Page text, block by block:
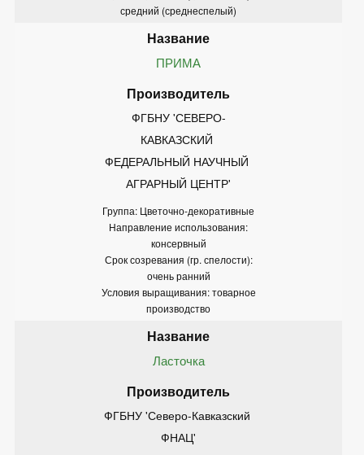
средний (среднеспелый)
ПРИМА
ФГБНУ 'СЕВЕРО-
КАВКАЗСКИЙ
ФЕДЕРАЛЬНЫЙ НАУЧНЫЙ
АГРАРНЫЙ ЦЕНТР'
Группа: Цветочно-декоративные
Направление использования:
консервный
Срок созревания (гр. спелости):
очень ранний
Условия выращивания: товарное
производство
Ласточка
ФГБНУ 'Северо-Кавказский
ФНАЦ'